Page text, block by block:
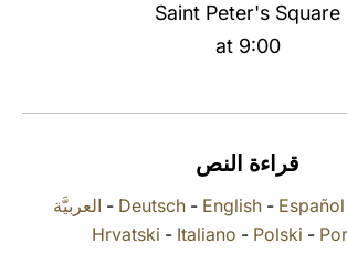
Saint Peter's Square
at 9:00
قراءة النص
العربيَّة - Deutsch- English- Español
Hrvatski - Italiano - Polski -